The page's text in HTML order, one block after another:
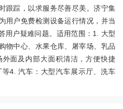
跟踪，以求服务尽善尽美。济宁集
用户免费检测设备运行情况，并当
用户疑难问题。适用范围：1. 大型
物中心、水果仓库、屠宰场、乳品
面及内部大面积清洁，方便快捷
4. 汽车：大型汽车展示厅、洗车